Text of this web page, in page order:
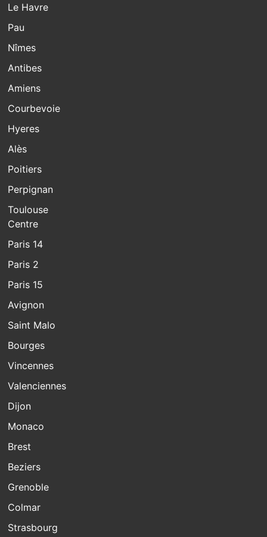
Le Havre
Pau
Nîmes
Antibes
Amiens
Courbevoie
Hyeres
Alès
Poitiers
Perpignan
Toulouse
Centre
Paris 14
Paris 2
Paris 15
Avignon
Saint Malo
Bourges
Vincennes
Valenciennes
Dijon
Monaco
Brest
Beziers
Grenoble
Colmar
Strasbourg